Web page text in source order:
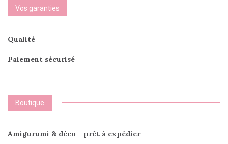
Vos garanties
Qualité
Paiement sécurisé
Boutique
Amigurumi & déco - prêt à expédier